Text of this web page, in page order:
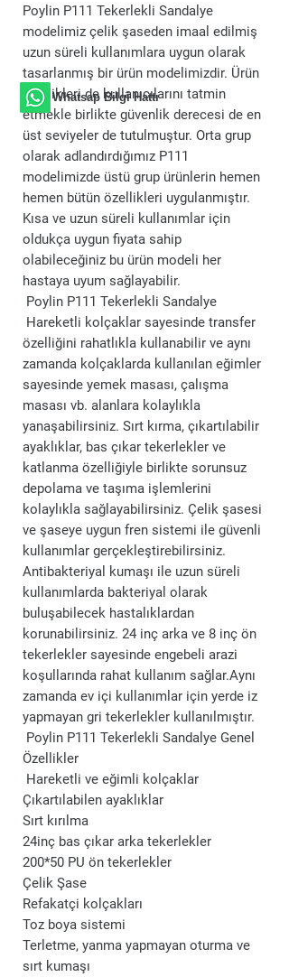
Poylin P111 Tekerlekli Sandalye
modelimiz çelik şaseden imaal edilmiş
uzun süreli kullanımlara uygun olarak
tasarlanmış bir ürün modelimizdir. Ürün
özellikleri de kullanıcılarını tatmin
etmekle birlikte güvenlik derecesi de en
üst seviyeler de tutulmuştur. Orta grup
olarak adlandırdığımız P111
modelimizde üstü grup ürünlerin hemen
hemen bütün özellikleri uygulanmıştır.
Kısa ve uzun süreli kullanımlar için
oldukça uygun fiyata sahip
olabileceğiniz bu ürün modeli her
hastaya uyum sağlayabilir.
Poylin P111 Tekerlekli Sandalye
Hareketli kolçaklar sayesinde transfer
özelliğini rahatlıkla kullanabilir ve aynı
zamanda kolçaklarda kullanılan eğimler
sayesinde yemek masası, çalışma
masası vb. alanlara kolaylıkla
yanaşabilirsiniz. Sırt kırma, çıkartılabilir
ayaklıklar, bas çıkar tekerlekler ve
katlanma özelliğiyle birlikte sorunsuz
depolama ve taşıma işlemlerini
kolaylıkla sağlayabilirsiniz. Çelik şasesi
ve şaseye uygun fren sistemi ile güvenli
kullanımlar gerçekleştirebilirsiniz.
Antibakteriyal kumaşı ile uzun süreli
kullanımlarda bakteriyal olarak
buluşabilecek hastalıklardan
korunabilirsiniz. 24 inç arka ve 8 inç ön
tekerlekler sayesinde engebeli arazi
koşullarında rahat kullanım sağlar.Aynı
zamanda ev içi kullanımlar için yerde iz
yapmayan gri tekerlekler kullanılmıştır.
Poylin P111 Tekerlekli Sandalye Genel
Özellikler
Hareketli ve eğimli kolçaklar
Çıkartılabilen ayaklıklar
Sırt kırılma
24inç bas çıkar arka tekerlekler
200*50 PU ön tekerlekler
Çelik Şase
Refakatçi kolçakları
Toz boya sistemi
Terletme, yanma yapmayan oturma ve
sırt kumaşı
Whatsap Bilgi Hattı